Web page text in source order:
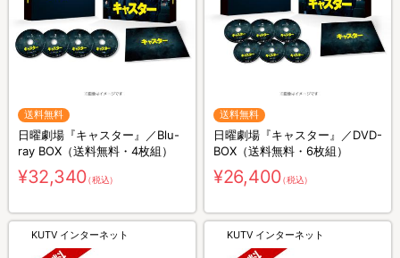
送料無料
日曜劇場『キャスター』／Blu-
ray BOX（送料無料・4枚組）
¥32,340（税込）
送料無料
日曜劇場『キャスター』／DVD-
BOX（送料無料・6枚組）
¥26,400（税込）
KUTV インターネット KUTV インターネット